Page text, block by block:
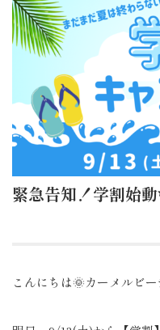
緊急告知！学割始動
こんにちは🌞カーメルビ